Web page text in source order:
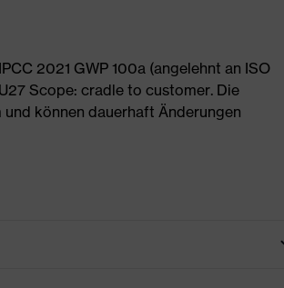
2021 GWP 100a (angelehnt an ISO
Scope: cradle to customer. Die
können dauerhaft Änderungen